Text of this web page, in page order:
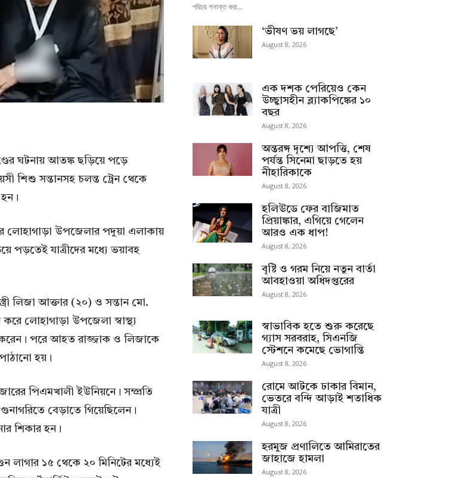
ঘটনায় আতঙ্ক ছড়িয়ে পড়ে
শিশু সন্তানসহ চলন্ত ট্রেন থেকে
লোহাগাড়া উপজেলার পদুয়া এলাকায়
যাত্রীদের মধ্যে ভয়াবহ
লিজা আক্তার (২০) ও সন্তান মো.
করে লোহাগাড়া উপজেলা স্বাস্থ্য
করেন। পরে আহত রাজ্জাক ও লিজাকে
হয়।
পিএমখালী ইউনিয়নে। সম্প্রতি
বেড়াতে গিয়েছিলেন।
শিকার হন।
লাগার ১৫ থেকে ২০ মিনিটের মধ্যেই
পরিচয় শনাক্ত করা...
‘ভীষণ ভয় লাগছে’
August 8, 2026
এক দশক পেরিয়েও কেন
উচ্ছ্বাসহীন ব্ল্যাকপিঙ্কের ১০
বছর
August 8, 2026
অন্তরঙ্গ দৃশ্যে আপত্তি, শেষ
পর্যন্ত সিনেমা ছাড়তে হয়
নীহারিকাকে
August 8, 2026
হলিউডে ফের বাজিমাত
প্রিয়াঙ্কার, এগিয়ে গেলেন
আরও এক ধাপ!
August 8, 2026
বৃষ্টি ও গরম নিয়ে নতুন বার্তা
আবহাওয়া অধিদপ্তরের
August 8, 2026
স্বাভাবিক হতে শুরু করেছে
গ্যাস সরবরাহ, সিএনজি
স্টেশনে কমেছে ভোগান্তি
August 8, 2026
রোমে আটকে ঢাকার বিমান,
ভেতরে বন্দি আড়াই শতাধিক
যাত্রী
August 8, 2026
হরমুজ প্রণালিতে আমিরাতের
জাহাজে হামলা
August 8, 2026